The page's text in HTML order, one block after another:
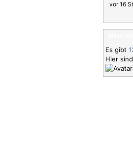
vor 16
Es gibt
Hier